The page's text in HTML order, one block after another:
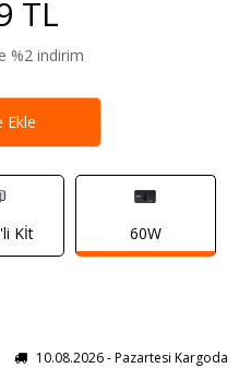
TL
%2 indirim
Kİt 60W
10.08.2026 - Pazartesi Kargoda
Ekle